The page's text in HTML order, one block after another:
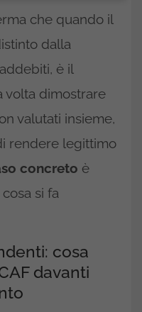
che quando il
dalla
è il
volta dimostrare
valutati insieme,
rendere legittimo
concreto è
si fa
cosa
davanti